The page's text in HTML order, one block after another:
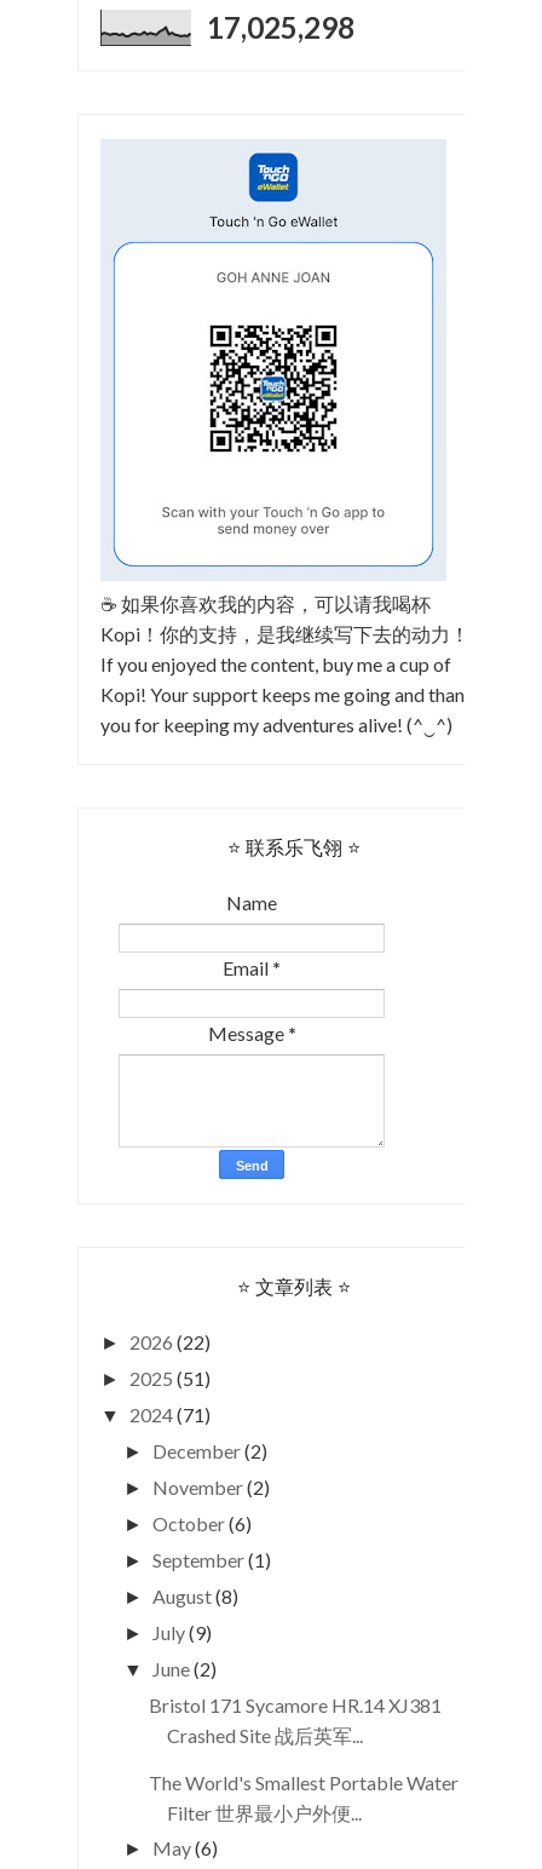
17,025,298
☕ 如果你喜欢我的内容，可以请我喝杯
Kopi！你的支持，是我继续写下去的动力！
If you enjoyed the content, buy me a cup of
Kopi! Your support keeps me going and thank
you for keeping my adventures alive! (^‿^)
⭐ 联系乐飞翎 ⭐
Name
Email *
Message *
⭐ 文章列表 ⭐
► 2026 (22)
► 2025 (51)
▼ 2024(71)
► December(2)
► November(2)
►October(6)
►September(1)
►August(8)
► July(9)
▼ June(2)
Bristol 171 Sycamore HR.14 XJ381
Crashed Site 战后英军...
The World's Smallest Portable Water
Filter 世界最小户外便...
► May(6)